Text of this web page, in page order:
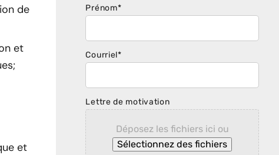
de
et
et
Prénom*
Courriel*
Lettre de motivation
Déposez les fichiers ici ou
Sélectionnez des fichiers